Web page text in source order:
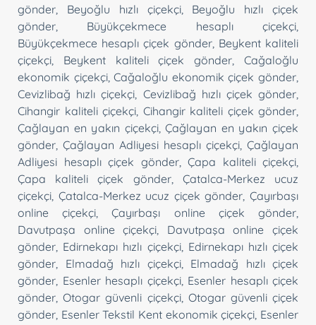
gönder
Beyoğlu hızlı çiçekçi, Beyoğlu hızlı çiçek
gönder
Büyükçekmece hesaplı çiçekçi
Büyükçekmece hesaplı çiçek gönder, Beykent kaliteli
çiçekçi
Beykent kaliteli çiçek gönder ,Cağaloğlu
ekonomik çiçekçi,Cağaloğlu ekonomik çiçek gönder
Cevizlibağ hızlı çiçekçi Cevizlibağ hızlı çiçek gönder
Cihangir kaliteli çiçekçi Cihangir kaliteli çiçek gönder
Çağlayan en yakın çiçekçi,Çağlayan en yakın çiçek
gönder Çağlayan Adliyesi hesaplı çiçekçi Çağlayan
Adliyesi hesaplı çiçek gönder, Çapa kaliteli çiçekçi
Çapa kaliteli çiçek gönder, Çatalca-Merkez ucuz
çiçekçi Çatalca-Merkez ucuz çiçek gönder ,Çayırbaşı
online çiçekçi ,Çayırbaşı online çiçek gönder
Davutpaşa online çiçekçi
Davutpaşa online çiçek
gönder Edirnekapı hızlı çiçekçi, Edirnekapı hızlı çiçek
gönder
Elmadağ hızlı çiçekçi, Elmadağ hızlı çiçek
gönder Esenler hesaplı çiçekçi, Esenler hesaplı çiçek
gönder ,Otogar güvenli çiçekçi, Otogar güvenli çiçek
gönder Esenler Tekstil Kent ekonomik çiçekçi Esenler